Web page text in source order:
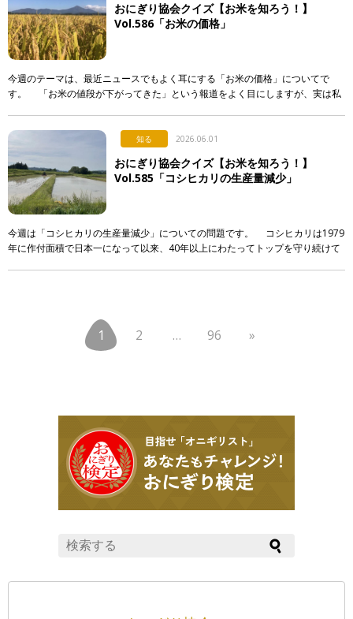
おにぎり協会クイズ【お米を知ろう！】
Vol.586「お米の価格」
今週のテーマは、最近ニュースでもよく耳にする「お米の価格」についてで
す。 「お米の値段が下がってきた」という報道をよく目にしますが、実は私
知る 2026.06.01
おにぎり協会クイズ【お米を知ろう！】
Vol.585「コシヒカリの生産量減少」
今週は「コシヒカリの生産量減少」についての問題です。 コシヒカリは1979
年に作付面積で日本一になって以来、40年以上にわたってトップを守り続けて
1 2 … 96 »